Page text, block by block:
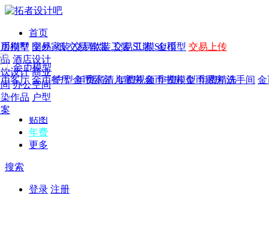
首页
发现
年费 作品 图纸 交易 软装 工装 SU模 金币
年费版块
费图纸 年费户型 年费高清 年费视频 年费模型 年费精选
作品
别墅 国外
酒店设计
设计 商业
办公空间
作品 户型
模型
模型 交易家装 交易软装 交易工装 SU模型 交易上传
金币模型
客厅 金币餐厅 金币卧室 儿童房 金币书房 金币厨房 洗手间 金
CAD
概念
贴图
年费
更多
搜索
登录 注册